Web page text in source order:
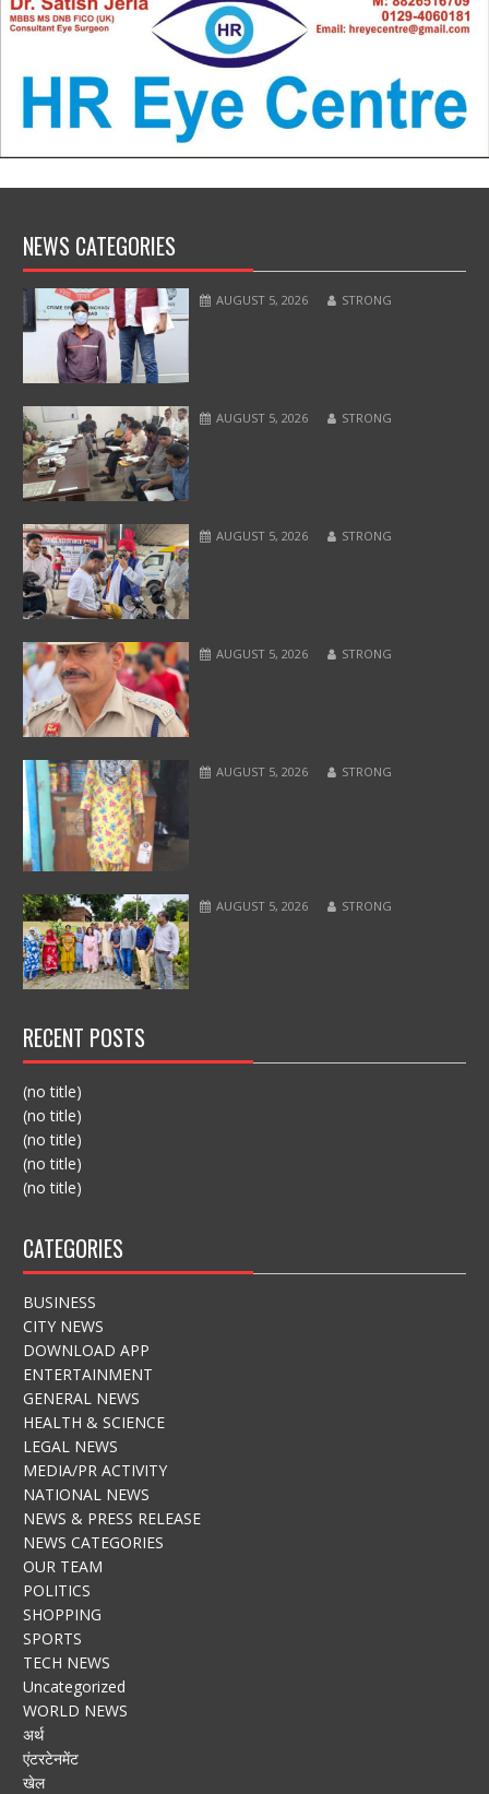
NEWS CATEGORIES
AUGUST 5, 2026 STRONG
AUGUST 5, 2026 STRONG
AUGUST 5, 2026 STRONG
AUGUST 5, 2026 STRONG
AUGUST 5, 2026 STRONG
AUGUST 5, 2026 STRONG
RECENT POSTS
(no title)
(no title)
(no title)
(no title)
(no title)
CATEGORIES
BUSINESS
CITY NEWS
DOWNLOAD APP
ENTERTAINMENT
GENERAL NEWS
HEALTH & SCIENCE
LEGAL NEWS
MEDIA/PR ACTIVITY
NATIONAL NEWS
NEWS & PRESS RELEASE
NEWS CATEGORIES
OUR TEAM
POLITICS
SHOPPING
SPORTS
TECH NEWS
Uncategorized
WORLD NEWS
अर्थ
एंटरटेनमेंट
खेल